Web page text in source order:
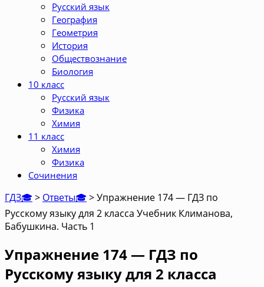
Русский язык
География
Геометрия
История
Обществознание
Биология
10 класс
Русский язык
Физика
Химия
11 класс
Химия
Физика
Сочинения
ГДЗ🎓> Ответы🎓>Упражнение 174 — ГДЗ по
Русскому языку для 2 класса Учебник Климанова,
Бабушкина. Часть 1
Упражнение 174 — ГДЗ по
Русскому языку для 2 класса